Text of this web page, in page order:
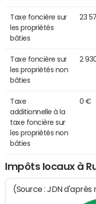
Taxe foncière sur
les propriétés
bâties
23
Taxe foncière sur
les propriétés non
bâties
2
Taxe
additionnelle à la
taxe foncière sur
les propriétés non
bâties
0 €
Impôts locaux à
(Source : JDN